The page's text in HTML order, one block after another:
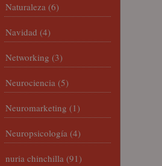
Naturaleza (6)
Navidad (4)
Networking (3)
Neurociencia (5)
Neuromarketing (1)
Neuropsicología (4)
nuria chinchilla (91)